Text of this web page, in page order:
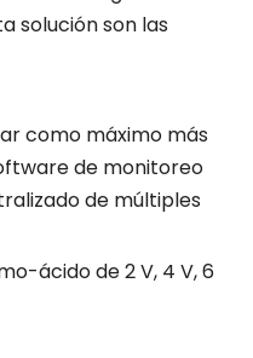
solución son las
como máximo más
de monitoreo
de múltiples
ácido de 2 V, 4 V, 6